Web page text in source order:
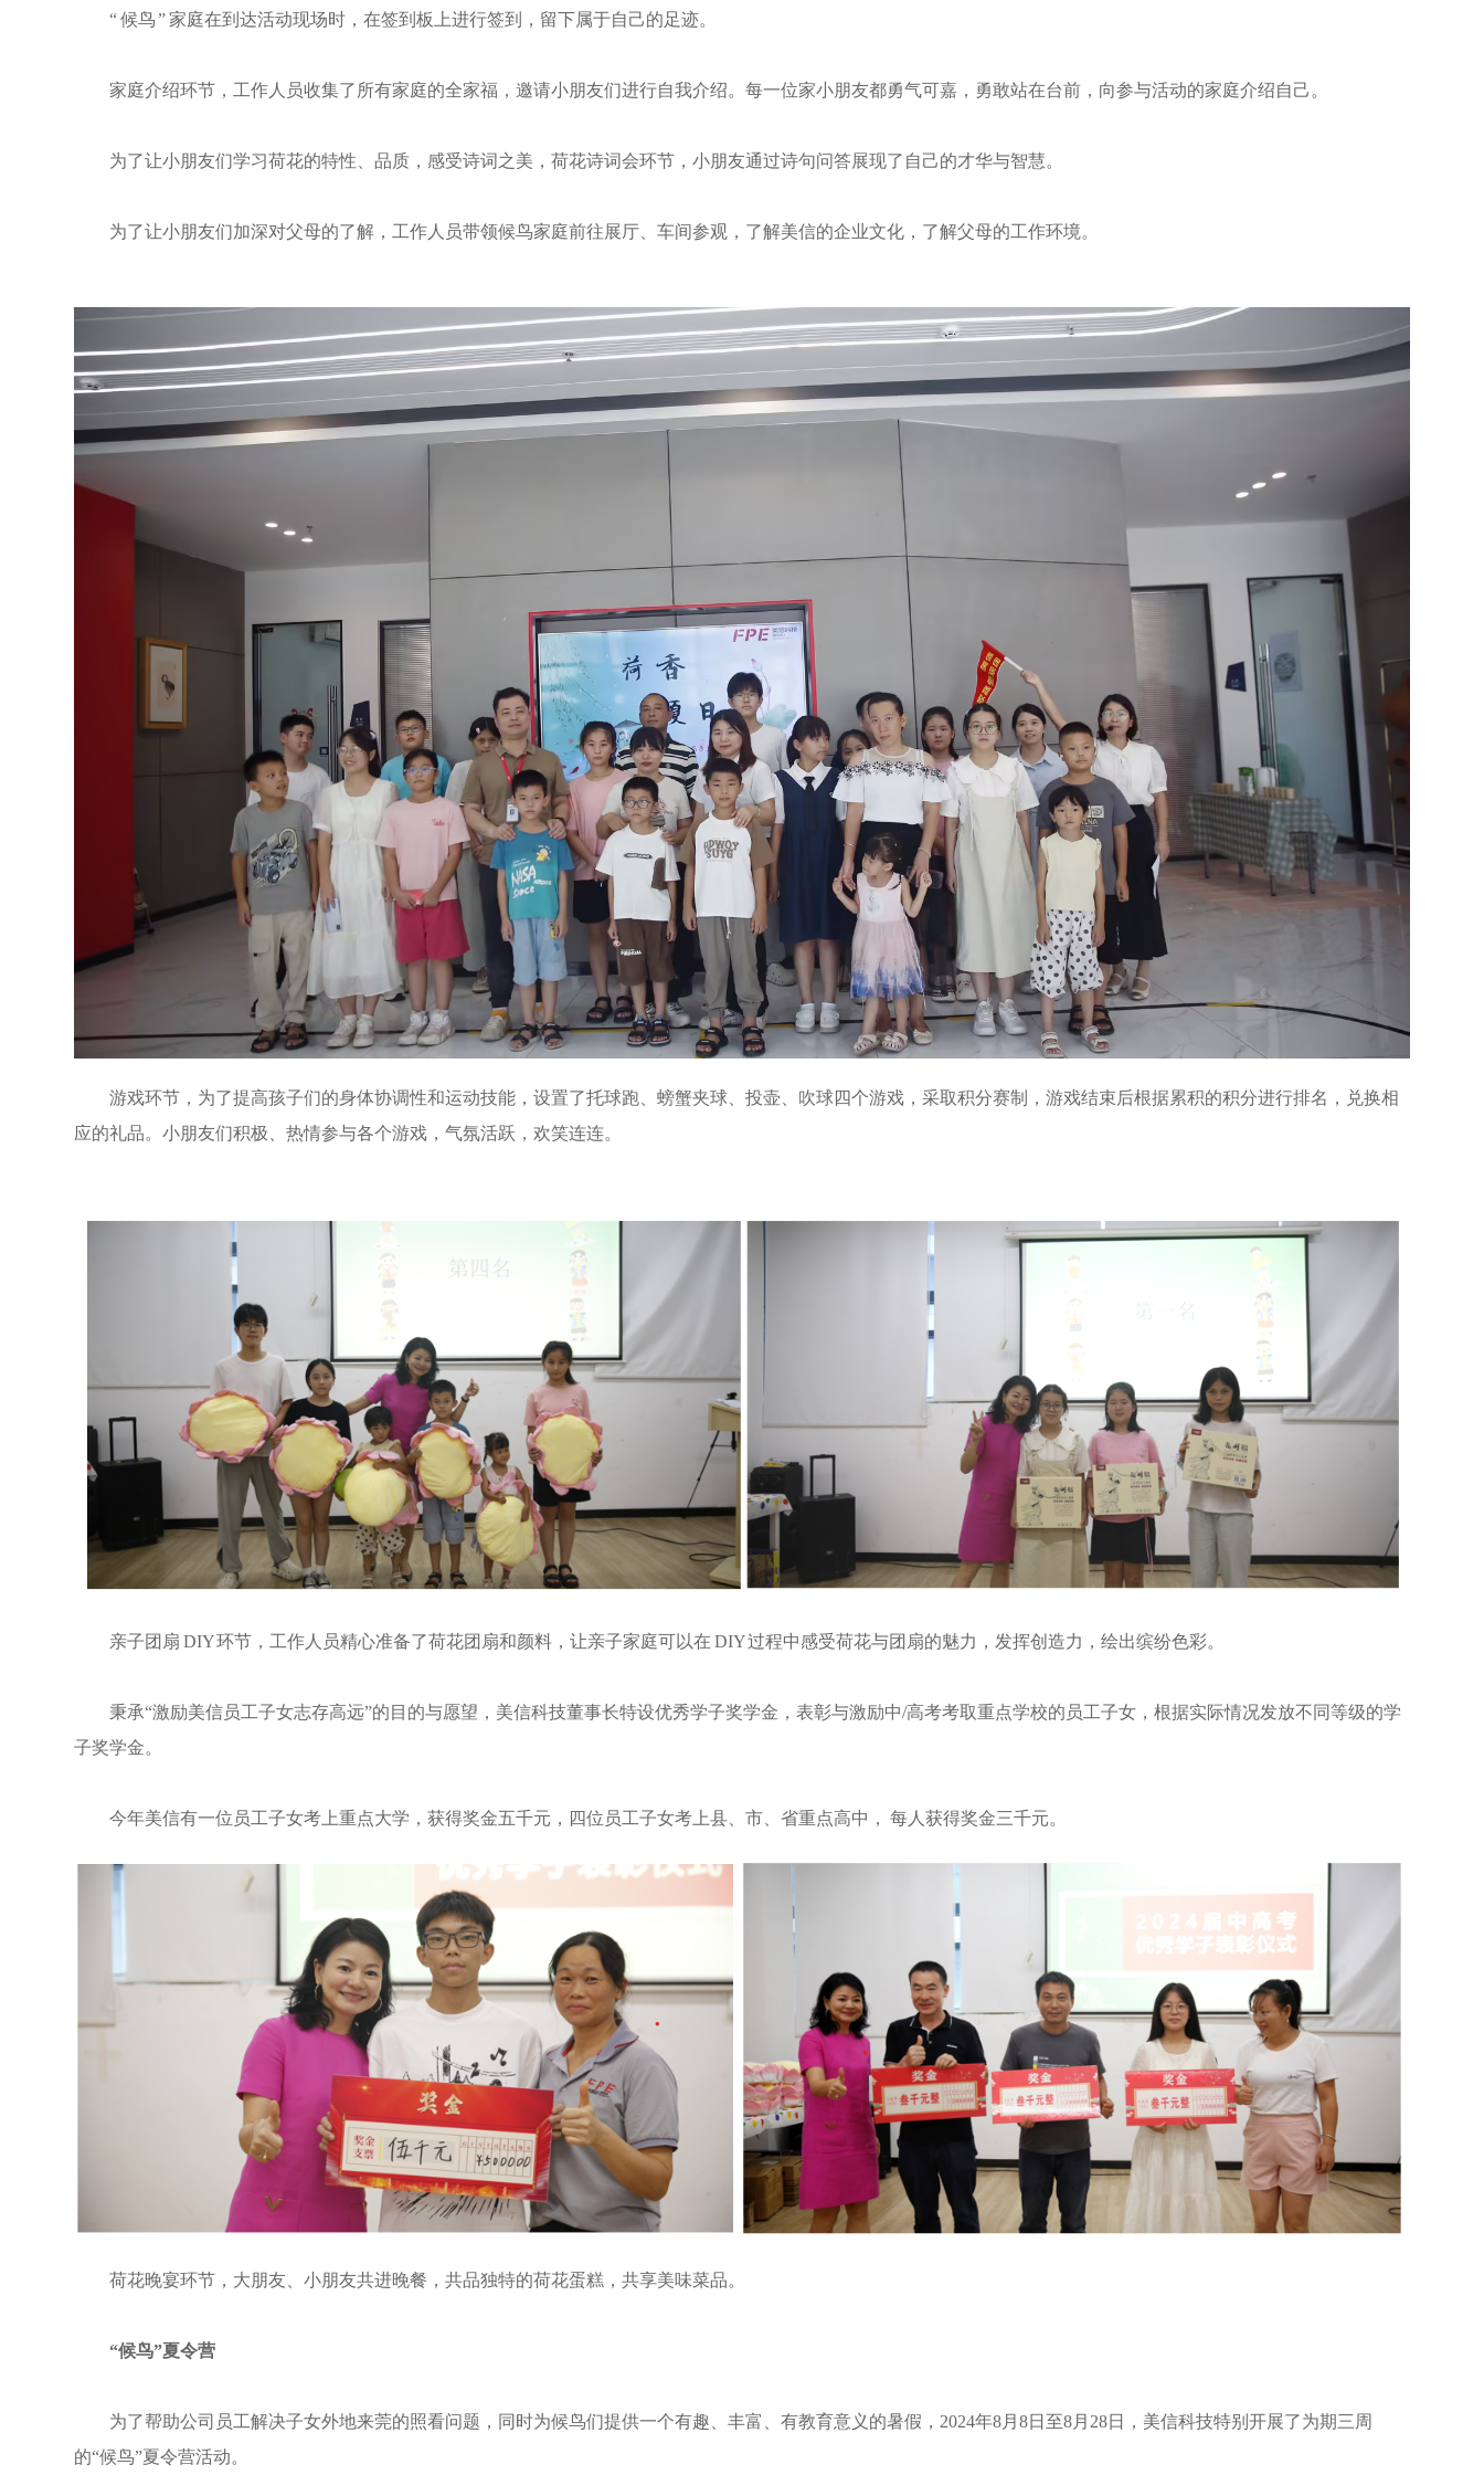
“ 候鸟 ” 家庭在到达活动现场时，在签到板上进行签到，留下属于自己的足迹。
家庭介绍环节，工作人员收集了所有家庭的全家福，邀请小朋友们进行自我介绍。每一位家小朋友都勇气可嘉，勇敢站在台前，向参与活动的家庭介绍自己。
为了让小朋友们学习荷花的特性、品质，感受诗词之美，荷花诗词会环节，小朋友通过诗句问答展现了自己的才华与智慧。
为了让小朋友们加深对父母的了解，工作人员带领候鸟家庭前往展厅、车间参观，了解美信的企业文化，了解父母的工作环境。
游戏环节，为了提高孩子们的身体协调性和运动技能，设置了托球跑、螃蟹夹球、投壶、吹球四个游戏，采取积分赛制，游戏结束后根据累积的积分进行排名，兑换相
应的礼品。小朋友们积极、热情参与各个游戏，气氛活跃，欢笑连连。
亲子团扇 DIY 环节，工作人员精心准备了荷花团扇和颜料，让亲子家庭可以在 DIY 过程中感受荷花与团扇的魅力，发挥创造力，绘出缤纷色彩。
秉承“激励美信员工子女志存高远”的目的与愿望，美信科技董事长特设优秀学子奖学金，表彰与激励中/高考考取重点学校的员工子女，根据实际情况发放不同等级的学
子奖学金。
今年美信有一位员工子女考上重点大学，获得奖金五千元，四位员工子女考上县、市、省重点高中， 每人获得奖金三千元。
荷花晚宴环节，大朋友、小朋友共进晚餐，共品独特的荷花蛋糕，共享美味菜品。
“候鸟”夏令营
为了帮助公司员工解决子女外地来莞的照看问题，同时为候鸟们提供一个有趣、丰富、有教育意义的暑假，2024年8月8日至8月28日，美信科技特别开展了为期三周
的“候鸟”夏令营活动。